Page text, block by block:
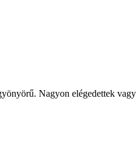
Nagyon elégedettek